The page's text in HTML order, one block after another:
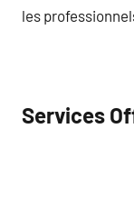
les
Services